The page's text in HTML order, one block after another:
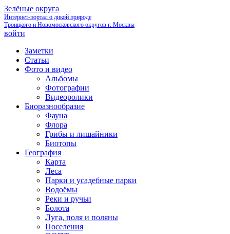
Зелёные округа
Интернет-портал о дикой природе
Троицкого и Новомосковского округов г. Москвы
войти
Заметки
Статьи
Фото и видео
Альбомы
Фотографии
Видеоролики
Биоразнообразие
Фауна
Флора
Грибы и лишайники
Биотопы
География
Карта
Леса
Парки и усадебные парки
Водоёмы
Реки и ручьи
Болота
Луга, поля и поляны
Поселения